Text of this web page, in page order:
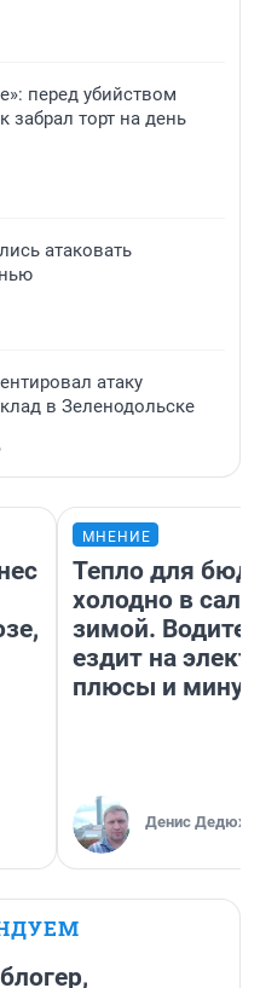
перед убийством
забрал торт на день
атаковать
атаку
в Зеленодольске
МНЕНИЕ
Тепло для
холодно в
зимой.
ездит на
плюсы и
Денис